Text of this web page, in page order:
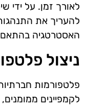
לאורך זמן. על ידי
להעריך את
האסטרטגיה
ניצול
פלטפורמות
לקמפיינים